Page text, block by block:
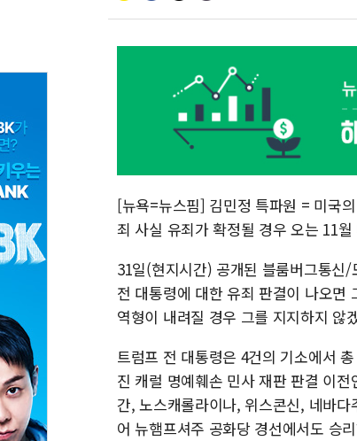
[뉴욕=뉴스핌] 김민정 특파원 = 미국
죄 사실 유죄가 확정될 경우 오는 11
31일(현지시간) 공개된 블룸버그통신
전 대통령에 대한 유죄 판결이 나오면
역형이 내려질 경우 그를 지지하지 않
트럼프 전 대통령은 4건의 기소에서
진 캐럴 명예훼손 민사 재판 판결 이
간, 노스캐롤라이나, 위스콘신, 네바
어 뉴햄프셔주 공화당 경선에서도 승